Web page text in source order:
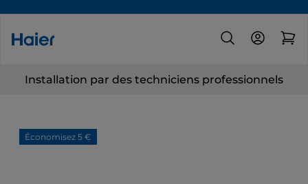
Installation par des techniciens professionnels
Économisez 5 €